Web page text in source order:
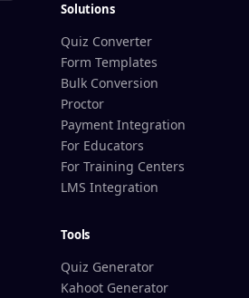
Solutions
Quiz Converter
Form Templates
Bulk Conversion
Proctor
Payment Integration
For Educators
For Training Centers
LMS Integration
Tools
Quiz Generator
Kahoot Generator